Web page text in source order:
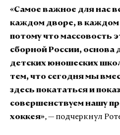
«Самое важное для нас
каждом дворе, в каждом
потому что массовость
сборной России, основа
детских юношеских
тем, что сегодня мы
здесь покататься и
совершенствуем нашу
хоккея», — подчеркнул